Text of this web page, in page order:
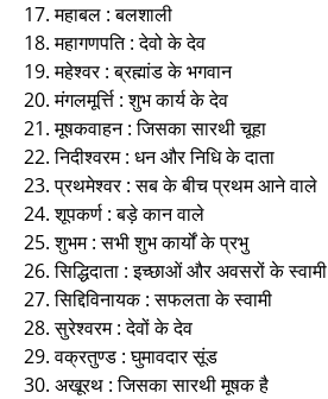
17. महाबल : बलशाली
18. महागणपति : देवो के देव
19. महेश्वर : ब्रह्मांड के भगवान
20. मंगलमूर्त्ति : शुभ कार्य के देव
21. मूषकवाहन : जिसका सारथी चूहा
22. निदीश्वरम : धन और निधि के दाता
23. प्रथमेश्वर : सब के बीच प्रथम आने वाले
24. शूपकर्ण : बड़े कान वाले
25. शुभम : सभी शुभ कार्यों के प्रभु
26. सिद्धिदाता : इच्छाओं और अवसरों के स्वामी
27. सिद्दिविनायक : सफलता के स्वामी
28. सुरेश्वरम : देवों के देव
29. वक्रतुण्ड : घुमावदार सूंड
30. अखूरथ : जिसका सारथी मूषक है